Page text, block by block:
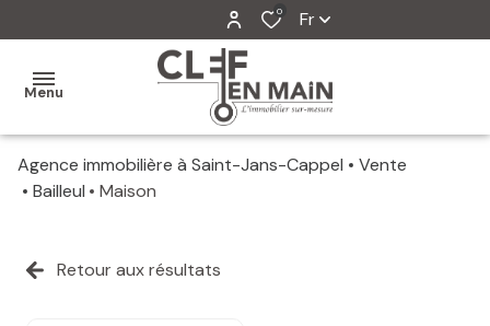
0 Fr
Menu
MON
MES
Agence immobilière à Saint-Jans-Cappel
Vente
Bailleul
Maison
Retour aux résultats